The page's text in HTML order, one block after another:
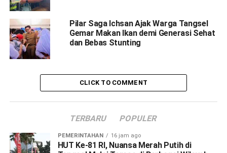
Pilar Saga Ichsan Ajak Warga Tangsel
Gemar Makan Ikan demi Generasi Sehat
dan Bebas Stunting
CLICK TO COMMENT
TERBARU POPULER
PEMERINTAHAN 16 jam ago
HUT Ke-81 RI, Nuansa Merah Putih di